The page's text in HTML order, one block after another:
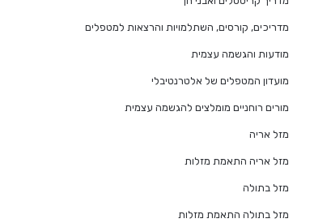
מדריכים, קורסים, השתלמויות והרצאות למטפלים
מודעות והגשמה עצמית
מועדון המטפלים של אלטרנטיבלי
מורים רוחניים מומלצים להגשמה עצמית
מזל אריה
מזל אריה התאמת מזלות
מזל בתולה
מזל בתולה התאמת מזלות